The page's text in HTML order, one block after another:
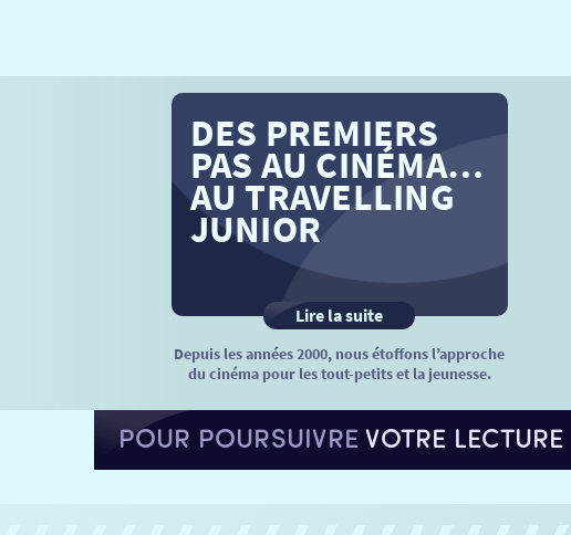
DES PREMIERS
PAS AU CINÉMA…
AU TRAVELLING
JUNIOR
Lire la suite
Depuis les années 2000, nous étoffons l’approche
du cinéma pour les tout-petits et la jeunesse.
POUR POURSUIVREVOTRE LECTURE